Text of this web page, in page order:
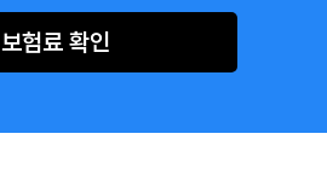
보험료 확인